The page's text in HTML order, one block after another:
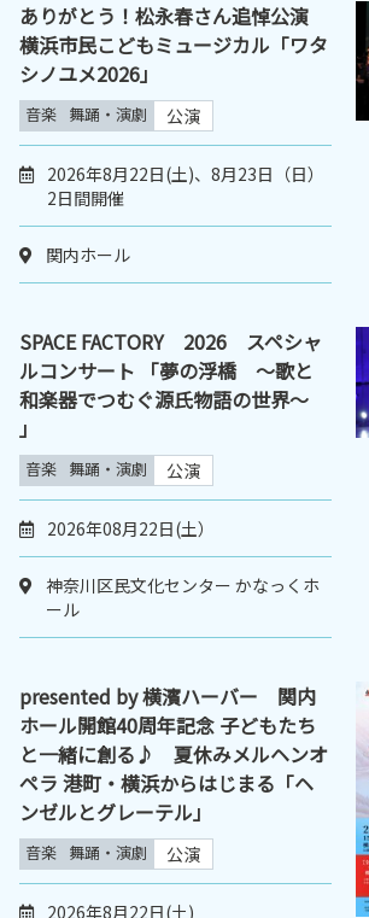
ありがとう！松永春さん追悼公演
横浜市民こどもミュージカル「ワタ
シノユメ2026」
音楽 舞踊・演劇 公演
2026年8月22日(土)、8月23日（日）
2日間開催
関内ホール
SPACE FACTORY 2026 スペシャ
ルコンサート 「夢の浮橋 ～歌と
和楽器でつむぐ源氏物語の世界～
」
音楽 舞踊・演劇 公演
2026年08月22日(土）
神奈川区民文化センター かなっくホ
ール
presented by 横濱ハーバー 関内
ホール開館40周年記念 子どもたち
と一緒に創る♪ 夏休みメルヘンオ
ペラ 港町・横浜からはじまる「ヘ
ンゼルとグレーテル」
音楽 舞踊・演劇 公演
2026年8月22日(土)